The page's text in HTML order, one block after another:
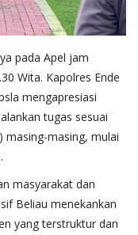
pada Apel jam
Wita. Kapolres Ende
mengapresiasi
tugas sesuai
masing-masing, mulai
masyarakat dan
Beliau menekankan
yang terstruktur dan